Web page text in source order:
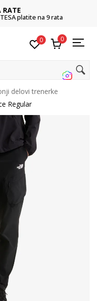
RATE
platite na 9 rata
0 0
delovi trenerke
Regular